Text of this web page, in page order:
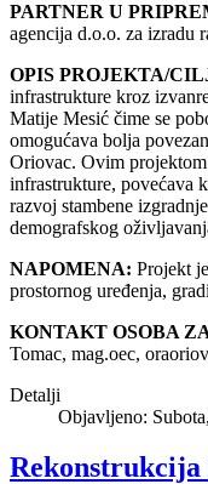
PARTNER U
agencija d.o.o. za izradu
OPIS PROJEKTA/
infrastrukture kroz
Matije Mesić čime se
omogućava bolja
Oriovac. Ovim
infrastrukture, povećava
razvoj stambene
demografskog
NAPOMENA: Projekt
prostornog uređenja,
KONTAKT OSOBA
Tomac, mag.oec,
Detalji
Objavljeno:
Rekonstrukcija